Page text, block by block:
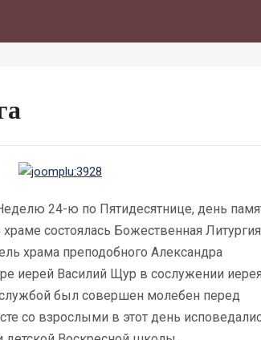
24-ю по Пятидесятнице, день
состоялась Божественная
храма преподобного Александра
иерей Василий Щур в сослужении иерея
был совершен молебен перед
со взрослыми в этот день